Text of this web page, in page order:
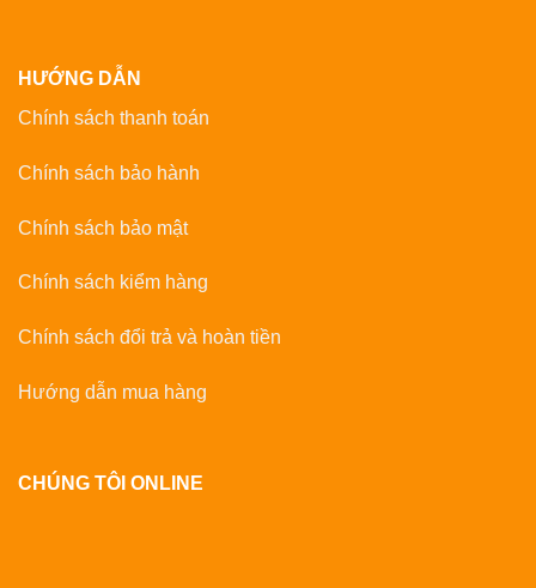
HƯỚNG DẪN
Chính sách thanh toán
Chính sách bảo hành
Chính sách bảo mật
Chính sách kiểm hàng
Chính sách đổi trả và hoàn tiền
Hướng dẫn mua hàng
CHÚNG TÔI ONLINE